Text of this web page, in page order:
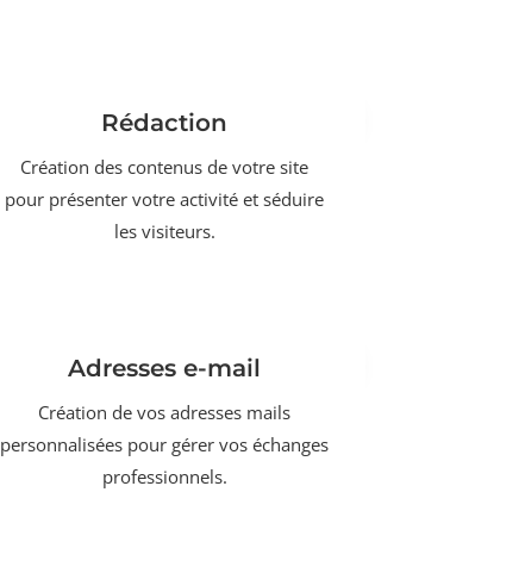
Rédaction
Création des contenus de votre site
pour présenter votre activité et séduire
les visiteurs.
Adresses e-mail
Création de vos adresses mails
personnalisées pour gérer vos échanges
professionnels.